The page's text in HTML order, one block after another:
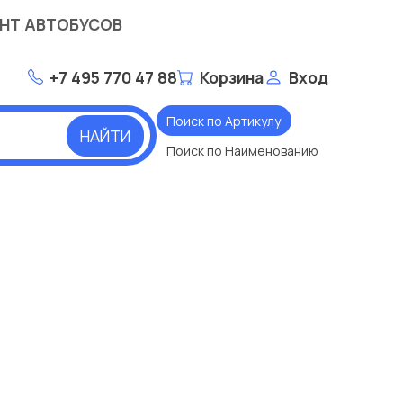
АВТОБУСОВ
+7 495 770 47 88 Корзина Вход
НАЙТИ
Поиск по Артикулу
Поиск по Наименованию